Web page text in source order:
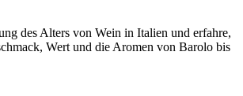
des Alters von Wein in Italien und erfahre,
Wert und die Aromen von Barolo bis